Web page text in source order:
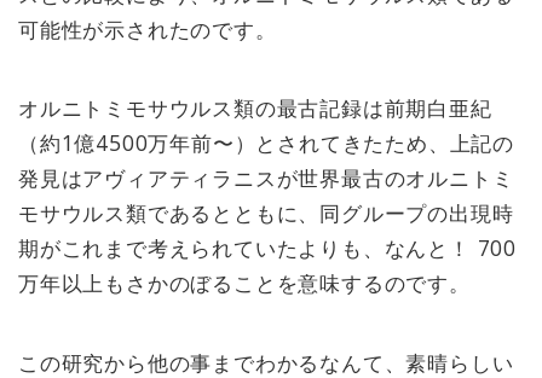
可能性が示されたのです。
オルニトミモサウルス類の最古記録は前期白亜紀
（約1億4500万年前〜）とされてきたため、上記の
発見はアヴィアティラニスが世界最古のオルニトミ
モサウルス類であるとともに、同グループの出現時
期がこれまで考えられていたよりも、なんと！ 700
万年以上もさかのぼることを意味するのです。
この研究から他の事までわかるなんて、素晴らしい